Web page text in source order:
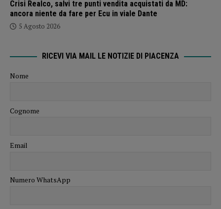
Crisi Realco, salvi tre punti vendita acquistati da MD:
ancora niente da fare per Ecu in viale Dante
5 Agosto 2026
RICEVI VIA MAIL LE NOTIZIE DI PIACENZA
Nome
Cognome
Email
Numero WhatsApp